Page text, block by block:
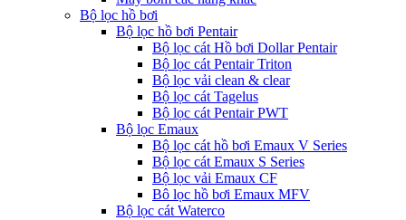
Bộ lọc hồ bơi
Bộ lọc hồ bơi Pentair
Bộ lọc cát Hồ bơi Dollar Pentair
Bộ lọc cát Pentair Triton
Bộ lọc vải clean & clear
Bộ lọc cát Tagelus
Bộ lọc cát Pentair PWT
Bộ lọc Emaux
Bộ lọc cát hồ bơi Emaux V Series
Bộ lọc cát Emaux S Series
Bộ lọc vải Emaux CF
Bô lọc hồ bơi Emaux MFV
Bộ lọc cát Waterco